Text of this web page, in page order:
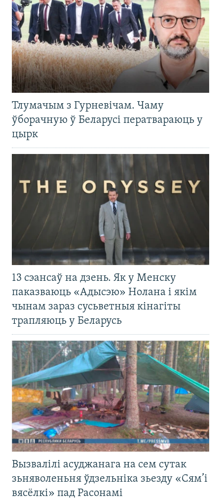
Тлумачым з Гурневічам. Чаму
ўборачную ў Беларусі ператвараюць у
цырк
13 сэансаў на дзень. Як у Менску
паказваюць «Адысэю» Нолана і якім
чынам зараз сусьветныя кінагіты
трапляюць у Беларусь
Вызвалілі асуджанага на сем сутак
зьняволеньня ўдзельніка зьезду «Сям’і
вясёлкі» пад Расонамі